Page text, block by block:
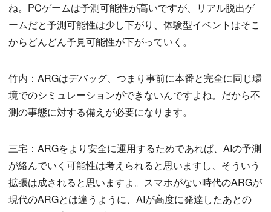
ね。PCゲームは予測可能性が高いですが、リアル脱出ゲ
ームだと予測可能性は少し下がり、体験型イベントはそこ
からどんどん予見可能性が下がっていく。
竹内：ARGはデバッグ、つまり事前に本番と完全に同じ環
境でのシミュレーションができないんですよね。だから不
測の事態に対する備えが必要になります。
三宅：ARGをより安全に運用するためであれば、AIの予測
が絡んでいく可能性は考えられると思いますし、そういう
拡張は成されると思いますよ。スマホがない時代のARGが
現代のARGとは違うように、AIが高度に発達したあとの